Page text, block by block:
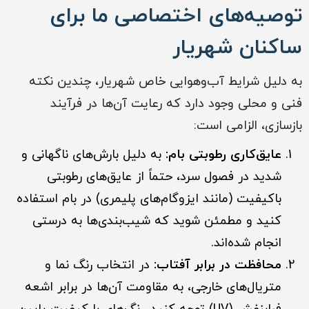
توصیه‌های اختصاصی ما برای
ساکنان شهریار
به دلیل شرایط آب‌وهوایی خاص شهریار، چندین نکته
فنی و محلی وجود دارد که رعایت آن‌ها در فرآیند
بازسازی، الزامی است:
عایق‌کاری رطوبتی بام: به دلیل بارش‌های ناگهانی و
شدید در فصول سرد، حتماً از عایق‌های رطوبتی
باکیفیت (مانند ایزوگام‌های پلیمری) در بام استفاده
کنید و مطمئن شوید که شیب‌بندی‌ها به درستی
انجام شده‌اند.
محافظت در برابر آفتاب: در انتخاب رنگ نما و
متریال‌های خارجی، به مقاومت آن‌ها در برابر اشعه